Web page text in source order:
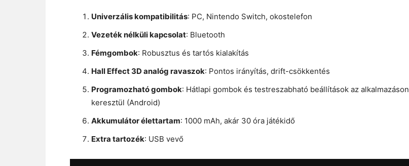
Univerzális kompatibilitás: PC, Nintendo Switch, okostelefon
Vezeték nélküli kapcsolat: Bluetooth
Fémgombok: Robusztus és tartós kialakítás
Hall Effect 3D analóg ravaszok: Pontos irányítás, drift-csökkentés
Programozható gombok: Hátlapi gombok és testreszabható beállítások az alkalmazáson
keresztül (Android)
Akkumulátor élettartam: 1000 mAh, akár 30 óra játékidő
Extra tartozék: USB vevő